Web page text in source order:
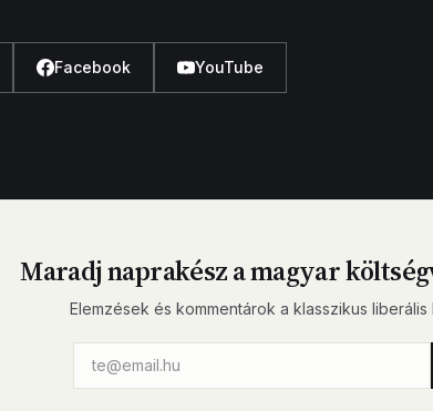
Facebook YouTube
Maradj naprakész a magyar
Elemzések és kommentárok a klasszikus liberális